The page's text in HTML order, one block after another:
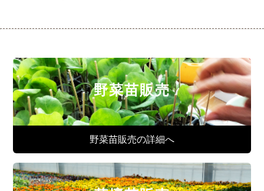
野菜苗販売
野菜苗販売の詳細へ